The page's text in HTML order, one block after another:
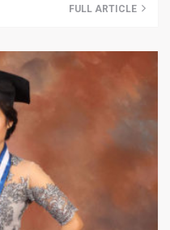
FULL ARTICLE